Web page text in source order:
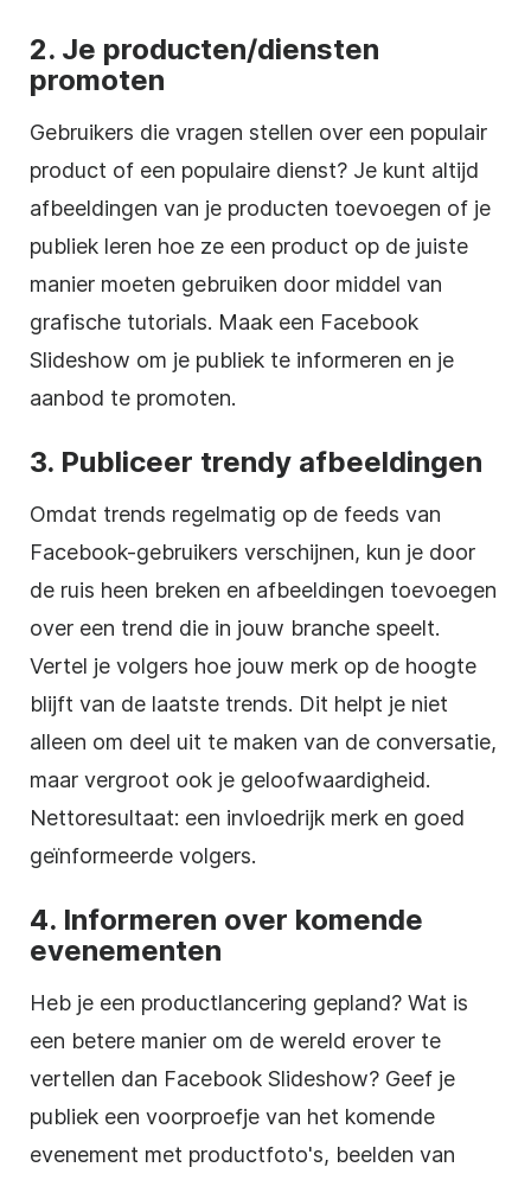
2. Je producten/diensten
promoten
Gebruikers die vragen stellen over een populair
product of een populaire dienst? Je kunt altijd
afbeeldingen van je producten toevoegen of je
publiek leren hoe ze een product op de juiste
manier moeten gebruiken door middel van
grafische tutorials. Maak een Facebook
Slideshow om je publiek te informeren en je
aanbod te promoten.
3. Publiceer trendy afbeeldingen
Omdat trends regelmatig op de feeds van
Facebook-gebruikers verschijnen, kun je door
de ruis heen breken en afbeeldingen toevoegen
over een trend die in jouw branche speelt.
Vertel je volgers hoe jouw merk op de hoogte
blijft van de laatste trends. Dit helpt je niet
alleen om deel uit te maken van de conversatie,
maar vergroot ook je geloofwaardigheid.
Nettoresultaat: een invloedrijk merk en goed
geïnformeerde volgers.
4. Informeren over komende
evenementen
Heb je een productlancering gepland? Wat is
een betere manier om de wereld erover te
vertellen dan Facebook Slideshow? Geef je
publiek een voorproefje van het komende
evenement met productfoto's, beelden van